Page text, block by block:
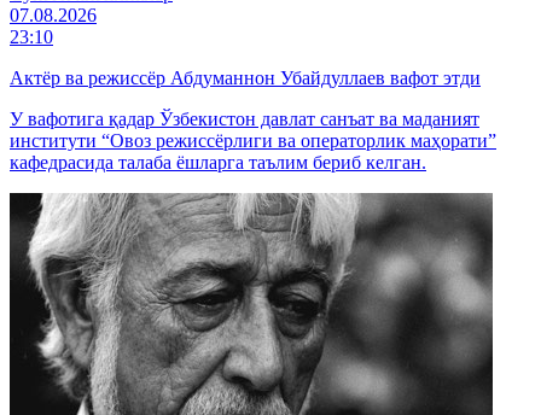
07.08.2026
23:10
Актёр ва режиссёр Абдуманнон Убайдуллаев вафот этди
У вафотига қадар Ўзбекистон давлат санъат ва маданият
институти “Овоз режиссёрлиги ва операторлик маҳорати”
кафедрасида талаба ёшларга таълим бериб келган.